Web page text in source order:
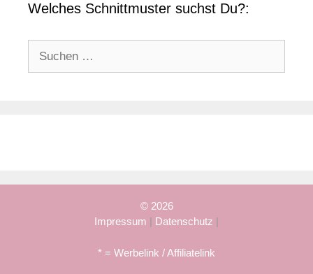
Welches Schnittmuster suchst Du?:
© 2026
Impressum | Datenschutz |
* = Werbelink / Affiliatelink